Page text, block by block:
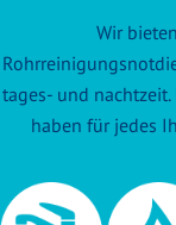
Wir
tages- und
haben für jedes